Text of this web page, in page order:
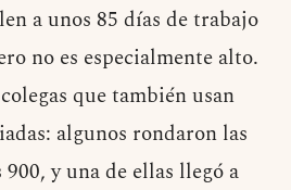
a unos 85 días de trabajo
no es especialmente alto.
que también usan
algunos rondaron las
y una de ellas llegó a